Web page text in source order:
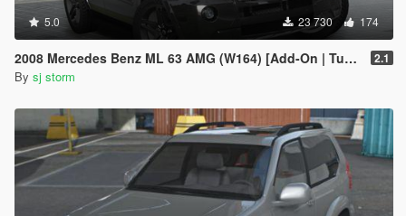
5.0 23 730 174
2008 Mercedes Benz ML 63 AMG (W164) [Add-On | Tuning | Extras | VehFuncs V] 2.1
By sj storm